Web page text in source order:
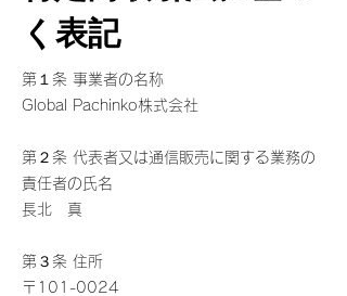
く表記
第１条 事業者の名称
Global Pachinko株式会社
第２条 代表者又は通信販売に関する業務の
責任者の氏名
長北 真
第３条 住所
〒101-0024